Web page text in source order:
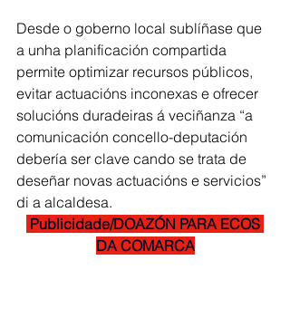
Desde o goberno local sublíñase que
a unha planificación compartida
permite optimizar recursos públicos,
evitar actuacións inconexas e ofrecer
solucións duradeiras á veciñanza “a
comunicación concello-deputación
debería ser clave cando se trata de
deseñar novas actuacións e servicios”
di a alcaldesa.
Publicidade/DOAZÓN PARA ECOS
DA COMARCA